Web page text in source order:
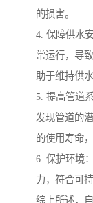
的损害。
4. 保障供水
常运行，导
助于维持供
5. 提高管道
发现管道的
的使用寿命
6. 保护环境
力，符合可
综上所述，